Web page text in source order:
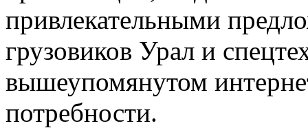
привлекательными
грузовиков Урал и
вышеупомянутом
потребности.